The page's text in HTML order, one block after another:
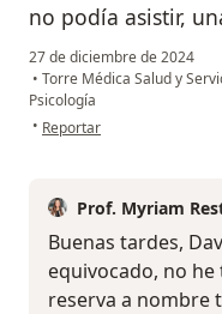
no podía asistir,
27 de diciembre de 2024
• Torre Médica Salud y
Psicología
• en opinión del usuario David
Reportar
Prof. Myriam
Buenas tardes,
equivocado, no
reserva a nombre